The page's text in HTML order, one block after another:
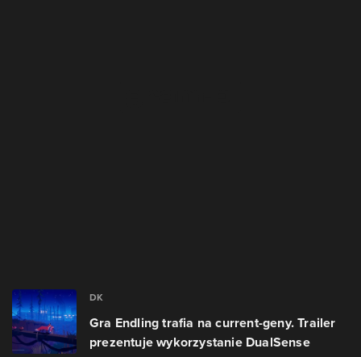
DK
Gra Endling trafia na current-geny. Trailer
prezentuje wykorzystanie DualSense